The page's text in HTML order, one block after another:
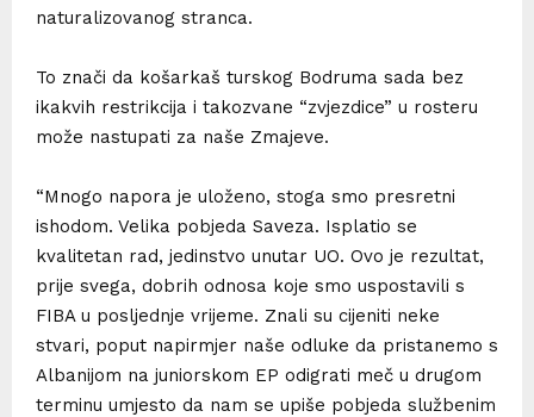
naturalizovanog stranca.
To znači da košarkaš turskog Bodruma sada bez
ikakvih restrikcija i takozvane “zvjezdice” u rosteru
može nastupati za naše Zmajeve.
“Mnogo napora je uloženo, stoga smo presretni
ishodom. Velika pobjeda Saveza. Isplatio se
kvalitetan rad, jedinstvo unutar UO. Ovo je rezultat,
prije svega, dobrih odnosa koje smo uspostavili s
FIBA u posljednje vrijeme. Znali su cijeniti neke
stvari, poput napirmjer naše odluke da pristanemo s
Albanijom na juniorskom EP odigrati meč u drugom
terminu umjesto da nam se upiše pobjeda službenim